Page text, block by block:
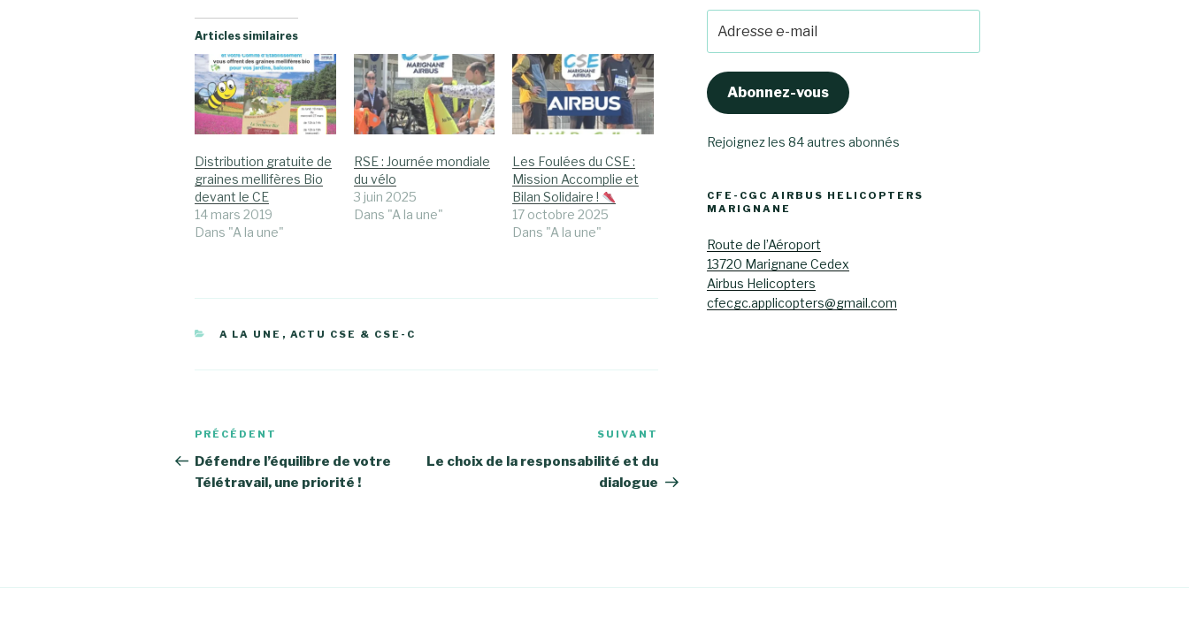
Articles similaires
Distribution gratuite de
graines mellifères Bio
devant le CE
14 mars 2019
Dans "A la une"
RSE : Journée mondiale
du vélo
3 juin 2025
Dans "A la une"
Les Foulées du CSE :
Mission Accomplie et
Bilan Solidaire !
17 octobre 2025
Dans "A la une"
CATÉGORIES
A LA UNE , ACTU CSE & CSE-C
Navigation
de
l’article
Article
précédent
PRÉCÉDENT
Défendre l’équilibre de votre
Télétravail, une priorité !
suivant
SUIVANT
Le choix de la responsabilité et du
dialogue
e-
mail
Abonnez-vous
Rejoignez les 84 autres abonnés
CFE-CGC AIRBUS HELICOPTERS
MARIGNANE
Route de l’Aéroport
13720 Marignane Cedex
Airbus Helicopters
cfecgc.applicopters@gmail.com